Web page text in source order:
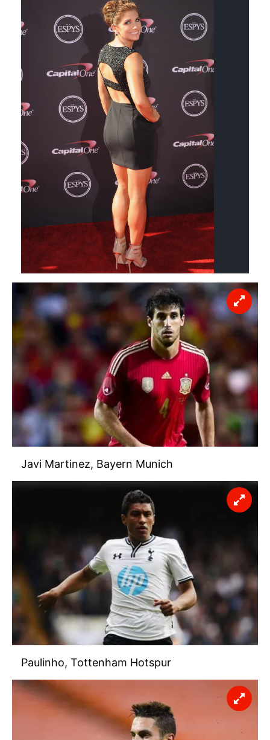
Javi Martinez, Bayern Munich
Paulinho, Tottenham Hotspur